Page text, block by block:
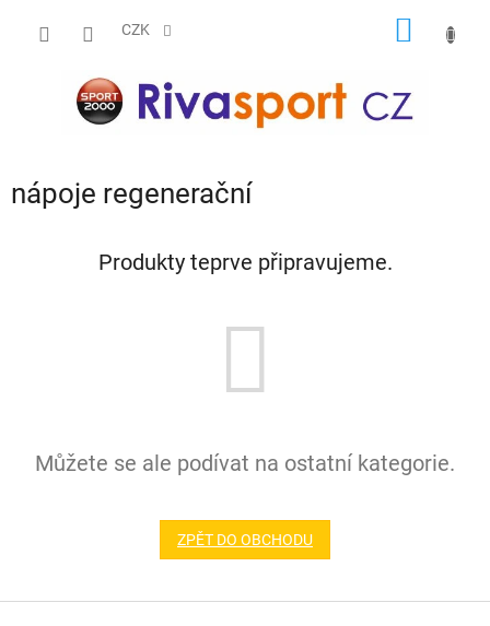
CZK
nápoje regenerační
Produkty teprve připravujeme.
Můžete se ale podívat na ostatní kategorie.
ZPĚT DO OBCHODU